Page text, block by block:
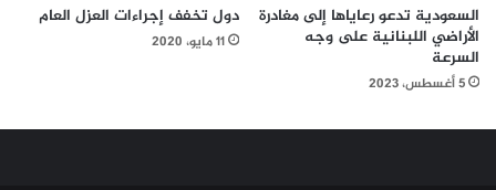
السعودية تدعو رعاياها إلى مغادرة
الأراضي اللبنانية على وجه
السرعة
5 أغسطس، 2023
دول تخفف إجراءات العزل العام
11 مايو، 2020